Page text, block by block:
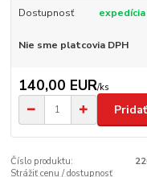
Dostupnosť
Nie sme platcovia DPH
140,00 EUR/ks
Číslo produktu:
Strážiť cenu / dostupnosť